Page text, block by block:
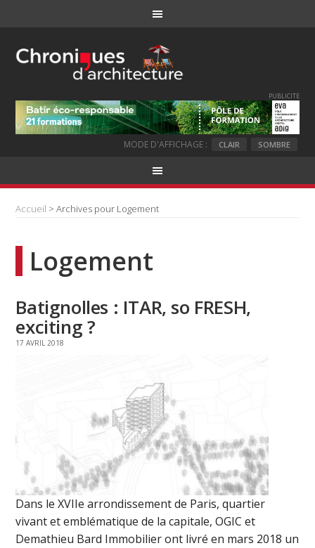
PUBLICITE
MODE D'AFFICHAGE : CLAIR SOMBRE
Accueil > Archives pour Logement
Logement
Batignolles : ITAR, so FRESH,
exciting ?
17 AVRIL 2018
Dans le XVIIe arrondissement de Paris, quartier
vivant et emblématique de la capitale, OGIC et
Demathieu Bard Immobilier ont livré en mars 2018 un